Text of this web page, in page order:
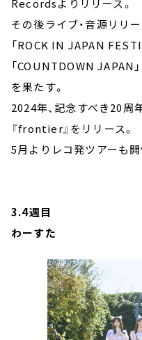
Recordsよりリリース。
その後ライブ・音源リリ
「ROCK IN JAPAN
「COUNTDOWN JAPAN
を果たす。
2024年、記念すべき20周
『frontier』をリリース。
5月よりレコ発ツアーも開
3.4週目
わーすた